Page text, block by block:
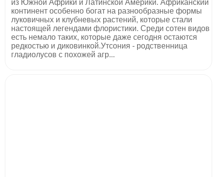
из Южной Африки и Латинской Америки. Африканский
континент особенно богат на разнообразные формы
луковичных и клубневых растений, которые стали
настоящей легендами флористики. Среди сотен видов
есть немало таких, которые даже сегодня остаются
редкостью и диковинкой.Утсония - родственница
гладиолусов с похожей агр...